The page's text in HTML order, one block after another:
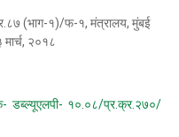
(भाग-१)/फ-१, मंत्रालय, मुंबई
२०१८
डब्ल्यूएलपी- १०.०८/प्र.क्र.२७०/